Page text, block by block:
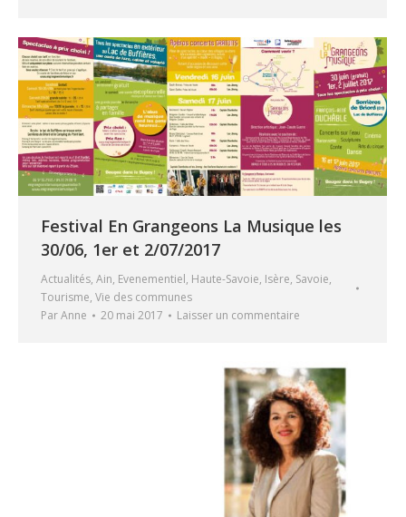
Festival En Grangeons La Musique les
30/06, 1er et 2/07/2017
Actualités, Ain, Evenementiel, Haute-Savoie, Isère, Savoie,
Tourisme, Vie des communes
ParAnne 20 mai 2017 Laisser un commentaire